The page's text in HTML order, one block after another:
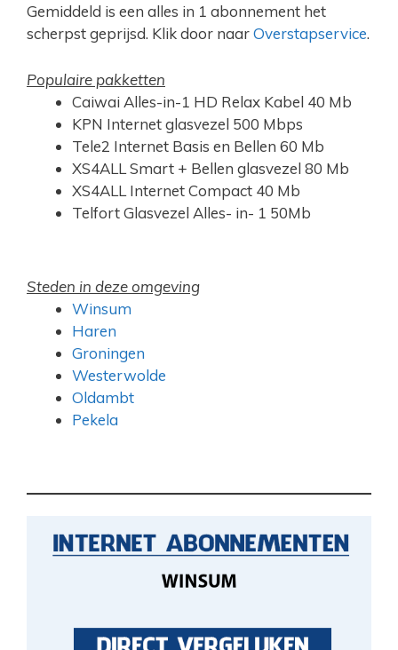
Gemiddeld is een alles in 1 abonnement het
scherpst geprijsd. Klik door naarOverstapservice.
Populaire pakketten
Caiwai Alles-in-1 HD Relax Kabel 40 Mb
KPN Internet glasvezel 500 Mbps
Tele2 Internet Basis en Bellen 60 Mb
XS4ALL Smart + Bellen glasvezel 80 Mb
XS4ALL Internet Compact 40 Mb
Telfort Glasvezel Alles- in- 1 50Mb
Steden in deze omgeving
Winsum
Haren
Groningen
Westerwolde
Oldambt
Pekela